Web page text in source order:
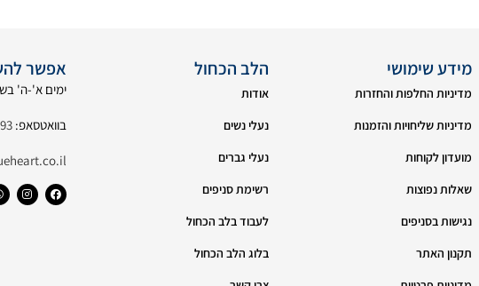
מידע שימושי
מדיניות החלפות והחזרות
מדיניות שליחויות והזמנות
מועדון לקוחות
שאלות נפוצות
נגישות בסניפים
תקנון האתר
הלב הכחול
אודות
נעלי נשים
נעלי גברים
רשימת סניפים
לעבוד בלב הכחול
בלוג הלב הכחול
אפשר
ימים א'-ה' בשעות
בוואטסאפ: